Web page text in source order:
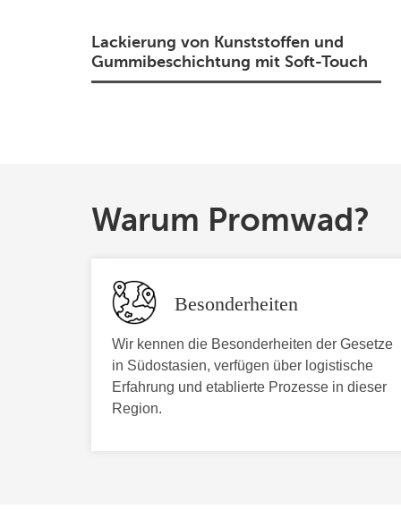
Lackierung von Kunststoffen und
Gummibeschichtung mit Soft-Touch
Warum Promwad?
Besonderheiten
Wir kennen die Besonderheiten der Gesetze
in Südostasien, verfügen über logistische
Erfahrung und etablierte Prozesse in dieser
Region.